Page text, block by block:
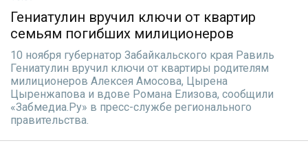
Гениатулин вручил ключи от квартир
семьям погибших милиционеров
10 ноября губернатор Забайкальского края Равиль
Гениатулин вручил ключи от квартиры родителям
милиционеров Алексея Амосова, Цырена
Цыренжапова и вдове Романа Елизова, сообщили
«Забмедиа.Ру» в пресс-службе регионального
правительства.